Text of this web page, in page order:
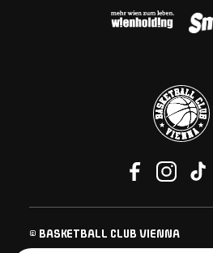
© BASKETBALL CLUB VIENNA